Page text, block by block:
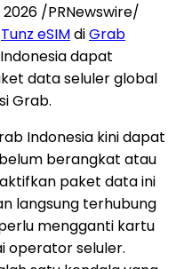
/PRNewswire/
Tunz eSIMdiGrab
dapat
data seluler global
Grab.
Indonesia kini dapat
berangkat atau
paket data ini
langsung terhubung
mengganti kartu
operator seluler.